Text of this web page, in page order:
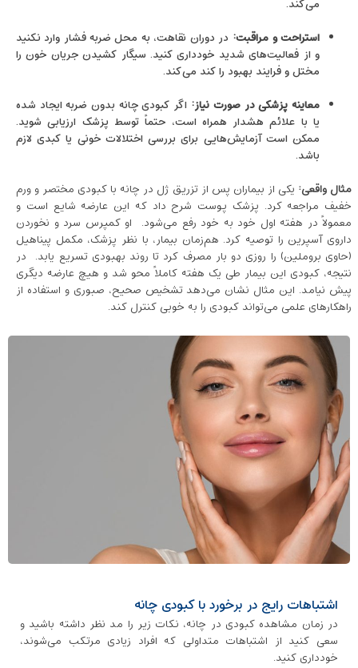
می‌کند.
استراحت و مراقبت: در دوران نقاهت، به محل ضربه فشار وارد نکنید
و از فعالیت‌های شدید خودداری کنید. سیگار کشیدن جریان خون را
مختل و فرایند بهبود را کند می‌کند.
معاینه پزشکی در صورت نیاز: اگر کبودی چانه بدون ضربه ایجاد شده
یا با علائم هشدار همراه است، حتماً توسط پزشک ارزیابی شوید.
ممکن است آزمایش‌هایی برای بررسی اختلالات خونی یا کبدی لازم
باشد.
مثال واقعی: یکی از بیماران پس از تزریق ژل در چانه با کبودی مختصر و ورم
خفیف مراجعه کرد. پزشک پوست شرح داد که این عارضه شایع است و
معمولاً در هفته اول خود به ‌خود رفع می‌شود. او کمپرس سرد و نخوردن
داروی آسپرین را توصیه کرد. هم‌زمان بیمار، با نظر پزشک، مکمل پیناهیل
(حاوی بروملین) را روزی دو بار مصرف کرد تا روند بهبودی تسریع یابد. در
نتیجه، کبودی این بیمار طی یک هفته کاملاً محو شد و هیچ عارضه دیگری
پیش نیامد. این مثال نشان می‌دهد تشخیص صحیح، صبوری و استفاده از
راهکارهای علمی می‌تواند کبودی را به‌ خوبی کنترل کند.
اشتباهات رایج در برخورد با کبودی چانه
در زمان مشاهده کبودی در چانه، نکات زیر را مد نظر داشته باشید و
سعی کنید از اشتباهات متداولی که افراد زیادی مرتکب می‌شوند،
خودداری کنید.